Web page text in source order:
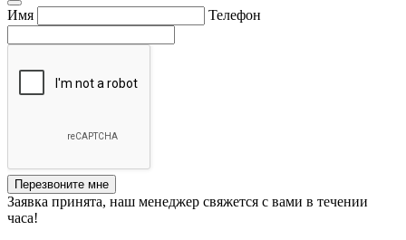
Имя Телефон
Перезвоните мне
Заявка принята, наш менеджер свяжется с вами в течении
часа!